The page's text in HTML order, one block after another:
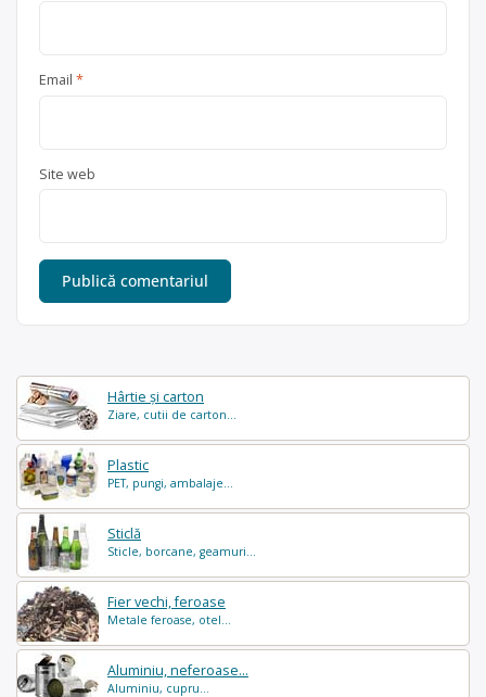
Hârtie și carton
Ziare, cutii de carton...
Plastic
PET, pungi, ambalaje...
Sticlă
Sticle, borcane, geamuri...
Fier vechi, feroase
Metale feroase, otel...
Aluminiu, neferoase...
Aluminiu, cupru...
Email *
Site web